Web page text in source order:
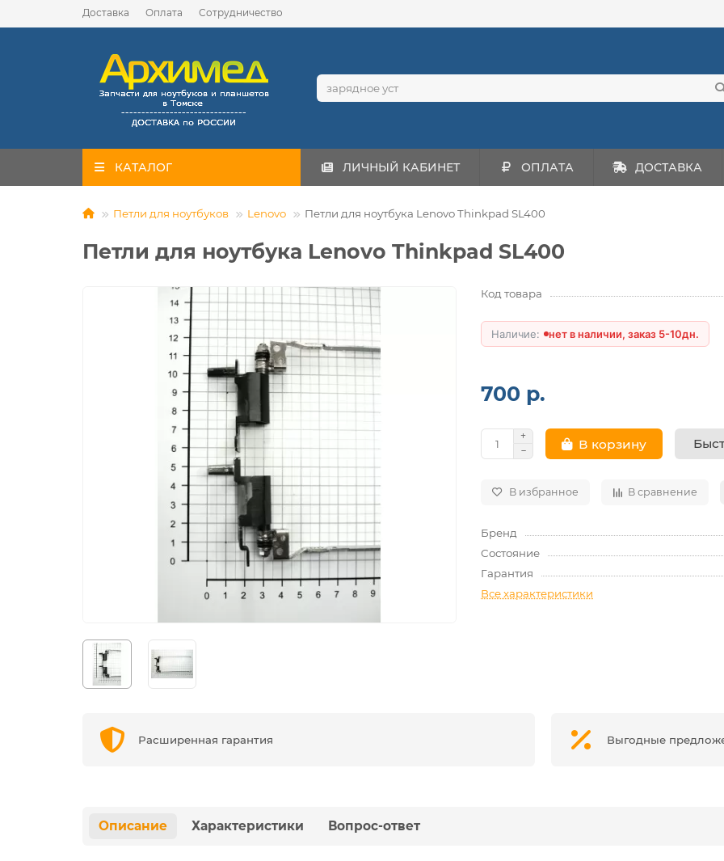
Доставка Оплата Сотрудничество
КАТАЛОГ ЛИЧНЫЙ КАБИНЕТ ОПЛАТА ДОСТАВКА
Петли для ноутбуков Lenovo Петли для ноутбука Lenovo Thinkpad SL400
Петли для ноутбука Lenovo Thinkpad SL400
Код товара
нет в наличии, заказ 5-10дн.
700 р.
В корзину
В избранное В сравнение
Бренд
Состояние
Гарантия
Все характеристики
Расширенная гарантия Выгодные
Описание Характеристики Вопрос-ответ